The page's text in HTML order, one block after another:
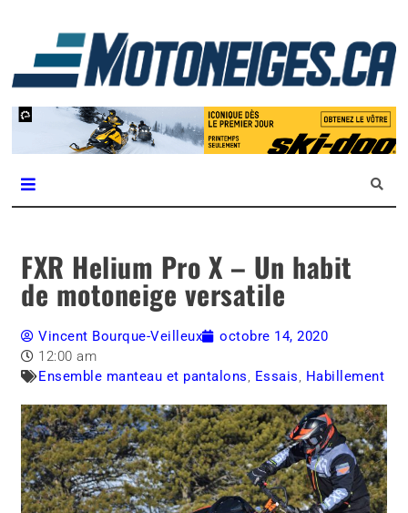
Magazine Motoneiges.ca
FXR Helium Pro X – Un habit
de motoneige versatile
Vincent Bourque-Veilleux
octobre 14, 2020
12:00 am
Ensemble manteau et pantalons, Essais, Habillement